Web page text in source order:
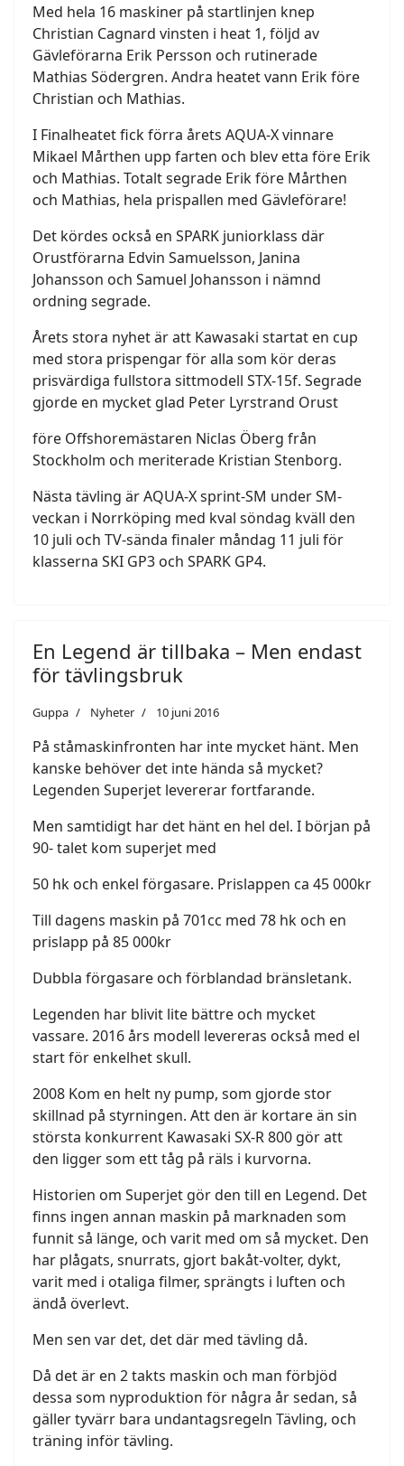
Med hela 16 maskiner på startlinjen knep
Christian Cagnard vinsten i heat 1, följd av
Gävleförarna Erik Persson och rutinerade
Mathias Södergren. Andra heatet vann Erik före
Christian och Mathias.
I Finalheatet fick förra årets AQUA-X vinnare
Mikael Mårthen upp farten och blev etta före Erik
och Mathias. Totalt segrade Erik före Mårthen
och Mathias, hela prispallen med Gävleförare!
Det kördes också en SPARK juniorklass där
Orustförarna Edvin Samuelsson, Janina
Johansson och Samuel Johansson i nämnd
ordning segrade.
Årets stora nyhet är att Kawasaki startat en cup
med stora prispengar för alla som kör deras
prisvärdiga fullstora sittmodell STX-15f. Segrade
gjorde en mycket glad Peter Lyrstrand Orust
före Offshoremästaren Niclas Öberg från
Stockholm och meriterade Kristian Stenborg.
Nästa tävling är AQUA-X sprint-SM under SM-
veckan i Norrköping med kval söndag kväll den
10 juli och TV-sända finaler måndag 11 juli för
klasserna SKI GP3 och SPARK GP4.
En Legend är tillbaka – Men endast
för tävlingsbruk
Guppa Nyheter 10 juni 2016
På ståmaskinfronten har inte mycket hänt. Men
kanske behöver det inte hända så mycket?
Legenden Superjet levererar fortfarande.
Men samtidigt har det hänt en hel del. I början på
90- talet kom superjet med
50 hk och enkel förgasare. Prislappen ca 45 000kr
Till dagens maskin på 701cc med 78 hk och en
prislapp på 85 000kr
Dubbla förgasare och förblandad bränsletank.
Legenden har blivit lite bättre och mycket
vassare. 2016 års modell levereras också med el
start för enkelhet skull.
2008 Kom en helt ny pump, som gjorde stor
skillnad på styrningen. Att den är kortare än sin
största konkurrent Kawasaki SX-R 800 gör att
den ligger som ett tåg på räls i kurvorna.
Historien om Superjet gör den till en Legend. Det
finns ingen annan maskin på marknaden som
funnit så länge, och varit med om så mycket. Den
har plågats, snurrats, gjort bakåt-volter, dykt,
varit med i otaliga filmer, sprängts i luften och
ändå överlevt.
Men sen var det, det där med tävling då.
Då det är en 2 takts maskin och man förbjöd
dessa som nyproduktion för några år sedan, så
gäller tyvärr bara undantagsregeln Tävling, och
träning inför tävling.